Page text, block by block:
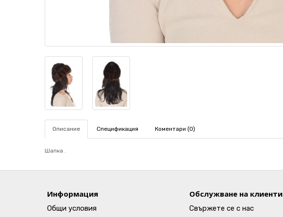
Описание Спецификация Коментари (0)
Шапка .
Информация
Общи условия
Обслужване на клиенти
Свържете се с нас